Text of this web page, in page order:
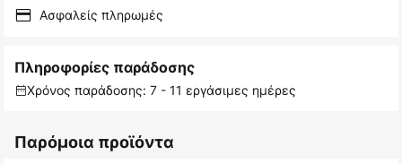
Ασφαλείς πληρωμές
Πληροφορίες παράδοσης
Χρόνος παράδοσης: 7 - 11 εργάσιμες ημέρες
Παρόμοια προϊόντα